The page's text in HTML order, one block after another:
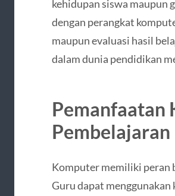
kehidupan siswa maupun
dengan perangkat
maupun evaluasi hasil
dalam dunia pendidikan
Pemanfaatan
Pembelajaran
Komputer memiliki peran
Guru dapat